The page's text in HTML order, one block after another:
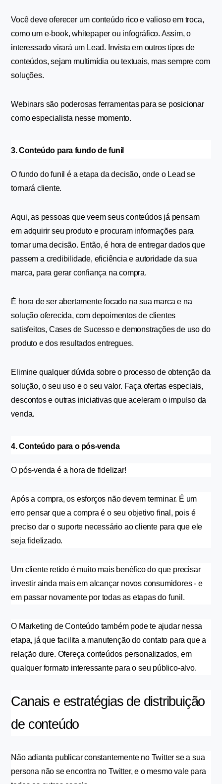
Você deve oferecer um conteúdo rico e valioso em troca,
como um e-book, whitepaper ou infográfico. Assim, o
interessado virará um Lead. Invista em outros tipos de
conteúdos, sejam multimídia ou textuais, mas sempre com
soluções.
Webinars são poderosas ferramentas para se posicionar
como especialista nesse momento.
3. Conteúdo para fundo de funil
O fundo do funil é a etapa da decisão, onde o Lead se
tornará cliente.
Aqui, as pessoas que veem seus conteúdos já pensam
em adquirir seu produto e procuram informações para
tomar uma decisão. Então, é hora de entregar dados que
passem a credibilidade, eficiência e autoridade da sua
marca, para gerar confiança na compra.
É hora de ser abertamente focado na sua marca e na
solução oferecida, com depoimentos de clientes
satisfeitos, Cases de Sucesso e demonstrações de uso do
produto e dos resultados entregues.
Elimine qualquer dúvida sobre o processo de obtenção da
solução, o seu uso e o seu valor. Faça ofertas especiais,
descontos e outras iniciativas que aceleram o impulso da
venda.
4. Conteúdo para o pós-venda
O pós-venda é a hora de fidelizar!
Após a compra, os esforços não devem terminar. É um
erro pensar que a compra é o seu objetivo final, pois é
preciso dar o suporte necessário ao cliente para que ele
seja fidelizado.
Um cliente retido é muito mais benéfico do que precisar
investir ainda mais em alcançar novos consumidores - e
em passar novamente por todas as etapas do funil.
O Marketing de Conteúdo também pode te ajudar nessa
etapa, já que facilita a manutenção do contato para que a
relação dure. Ofereça conteúdos personalizados, em
qualquer formato interessante para o seu público-alvo.
Canais e estratégias de distribuição
de conteúdo
Não adianta publicar constantemente no Twitter se a sua
persona não se encontra no Twitter, e o mesmo vale para